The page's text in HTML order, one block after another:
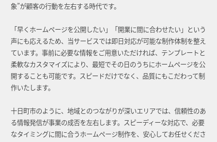
象”が顧客の行動を左右する時代です。
「早くホームページを公開したい」「開業に間に合わせたい」という
声にも応えるため、当サービスでは即日対応が可能な制作体制を整え
ています。事前に必要な情報をご用意いただければ、テンプレートと
柔軟なカスタマイズにより、最短でその日のうちにホームページを公
開することも可能です。スピードだけでなく、品質にもこだわって制
作いたします。
十日町市のように、地域とのつながりが深いエリアでは、信頼性のあ
る情報発信が事業の成否を左右します。スピーディーな対応で、必要
なタイミングに間に合うホームページ制作を、安心してお任せくださ